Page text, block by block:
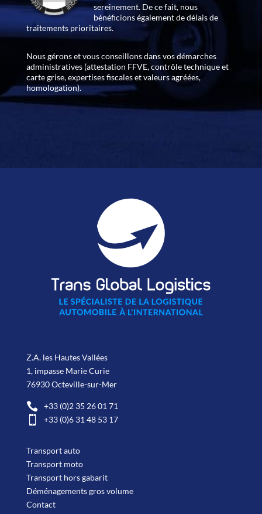
sereinement. De ce fait, nous
bénéficions également de délais de
traitements prioritaires.
Nous gérons et vous conseillons dans vos démarches
administratives (attestation FFVE, contrôle technique et
carte grise, expertises fiscales et valeurs agréées,
homologation).
Z.A. les Hautes Vallées
1, impasse Marie Curie
76930 Octeville-sur-Mer
 +33 (0)2 35 26 01 71
 +33 (0)6 31 48 53 17
Transport auto
Transport moto
Transport hors gabarit
Déménagements gros volume
Contact